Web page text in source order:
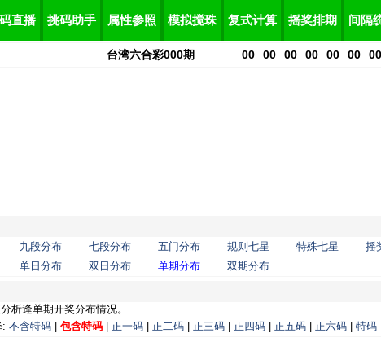
直播 挑码助手 属性参照 模拟搅珠 复式计算 摇奖排期 间隔
台湾六合彩000期 00 00 00 00 00 00 00
九段分布 七段分布 五门分布 规则七星 特殊七星 摇
单日分布 双日分布 单期分布 双期分布
析逢单期开奖分布情况。
: 不含特码 包含特码 正一码 正二码 正三码 正四码 正五码 正六码 特码